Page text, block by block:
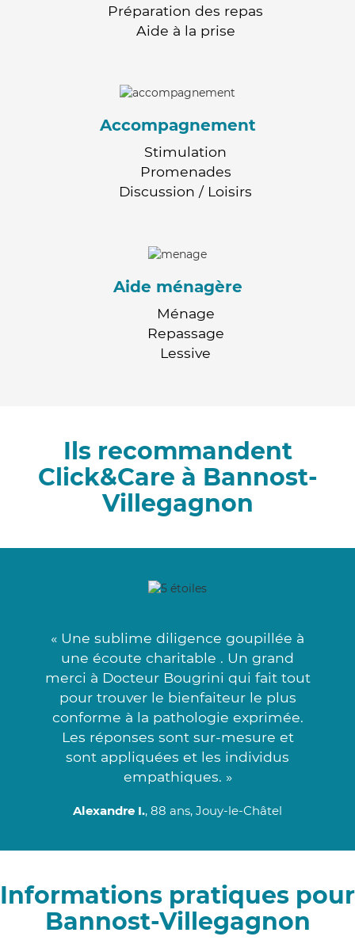
Préparation des repas
Aide à la prise
Accompagnement
Stimulation
Promenades
Discussion / Loisirs
Aide ménagère
Ménage
Repassage
Lessive
Ils recommandent
Click&Care à Bannost-
Villegagnon
« Une sublime diligence goupillée à
une écoute charitable . Un grand
merci à Docteur Bougrini qui fait tout
pour trouver le bienfaiteur le plus
conforme à la pathologie exprimée.
Les réponses sont sur-mesure et
sont appliquées et les individus
empathiques. »
Alexandre I., 88 ans, Jouy-le-Châtel
Informations pratiques pour
Bannost-Villegagnon